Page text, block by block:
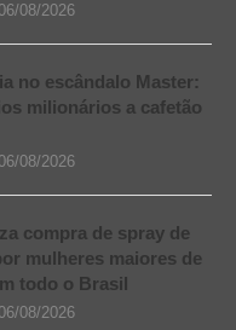
08/2026
no escândalo Master:
milionários a cafetão
08/2026
compra de spray de
mulheres maiores de
todo o Brasil
08/2026